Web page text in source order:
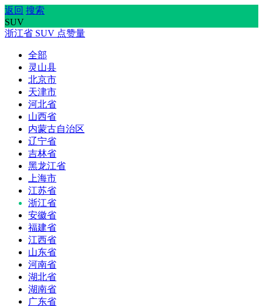
返回 搜索
SUV
浙江省 SUV 点赞量
全部
灵山县
北京市
天津市
河北省
山西省
内蒙古自治区
辽宁省
吉林省
黑龙江省
上海市
江苏省
浙江省
安徽省
福建省
江西省
山东省
河南省
湖北省
湖南省
广东省